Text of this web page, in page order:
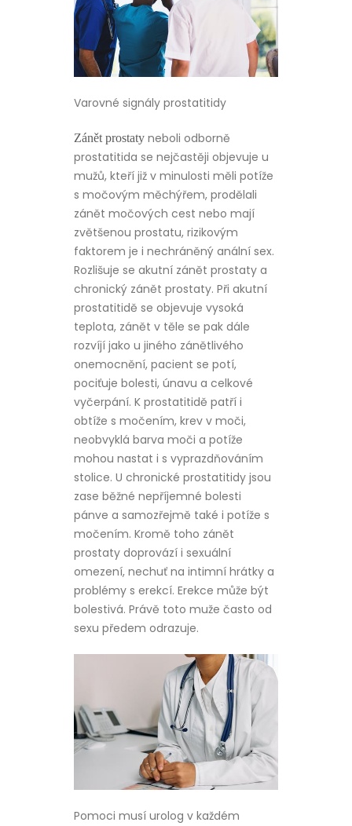
Varovné signály prostatitidy
Zánět prostaty neboli odborně
prostatitida se nejčastěji objevuje u
mužů, kteří již v minulosti měli potíže
s močovým měchýřem, prodělali
zánět močových cest nebo mají
zvětšenou prostatu, rizikovým
faktorem je i nechráněný anální sex.
Rozlišuje se akutní zánět prostaty a
chronický zánět prostaty. Při akutní
prostatitidě se objevuje vysoká
teplota, zánět v těle se pak dále
rozvíjí jako u jiného zánětlivého
onemocnění, pacient se potí,
pociťuje bolesti, únavu a celkové
vyčerpání. K prostatitidě patří i
obtíže s močením, krev v moči,
neobvyklá barva moči a potíže
mohou nastat i s vyprazdňováním
stolice. U chronické prostatitidy jsou
zase běžné nepříjemné bolesti
pánve a samozřejmě také i potíže s
močením. Kromě toho zánět
prostaty doprovází i sexuální
omezení, nechuť na intimní hrátky a
problémy s erekcí. Erekce může být
bolestivá. Právě toto muže často od
sexu předem odrazuje.
Pomoci musí urolog v každém